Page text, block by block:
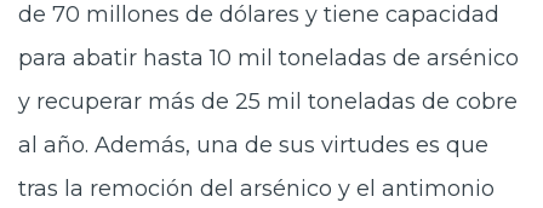
de 70 millones de dólares y tiene capacidad
para abatir hasta 10 mil toneladas de arsénico
y recuperar más de 25 mil toneladas de cobre
al año. Además, una de sus virtudes es que
tras la remoción del arsénico y el antimonio